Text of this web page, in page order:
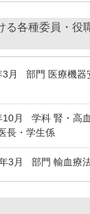
る各種委員・役
月
部門 医療機器
月
学科 腎・高
長・学生係
3月 部門 輸血療